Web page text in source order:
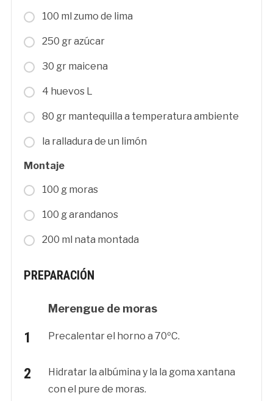
100 ml zumo de lima
250 gr azúcar
30 gr maicena
4 huevos L
80 gr mantequilla a temperatura ambiente
la ralladura de un limón
Montaje
100 g moras
100 g arandanos
200 ml nata montada
PREPARACIÓN
Merengue de moras
Precalentar el horno a 70ºC.
Hidratar la albúmina y la la goma xantana
con el pure de moras.